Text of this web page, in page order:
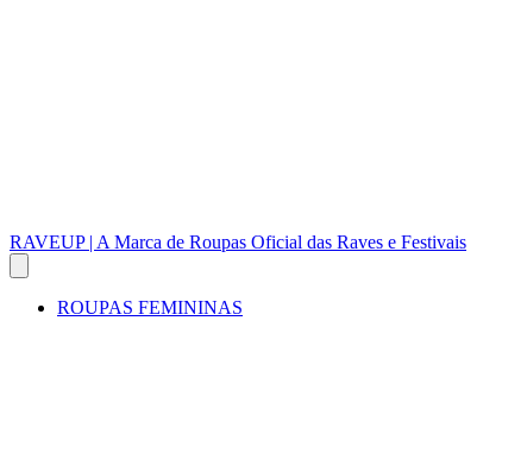
RAVEUP | A Marca de Roupas Oficial das Raves e Festivais
ROUPAS FEMININAS